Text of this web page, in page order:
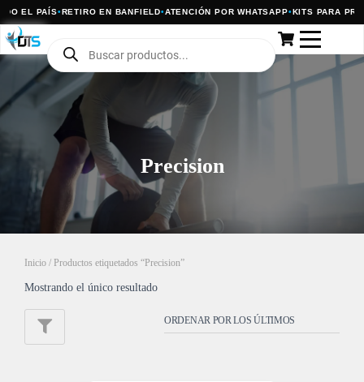
EL PAÍS•RETIRO EN BANFIELD•ATENCIÓN POR WHATSAPP•KITS PARA
Precision
Inicio / Productos etiquetados “Precision”
Mostrando el único resultado